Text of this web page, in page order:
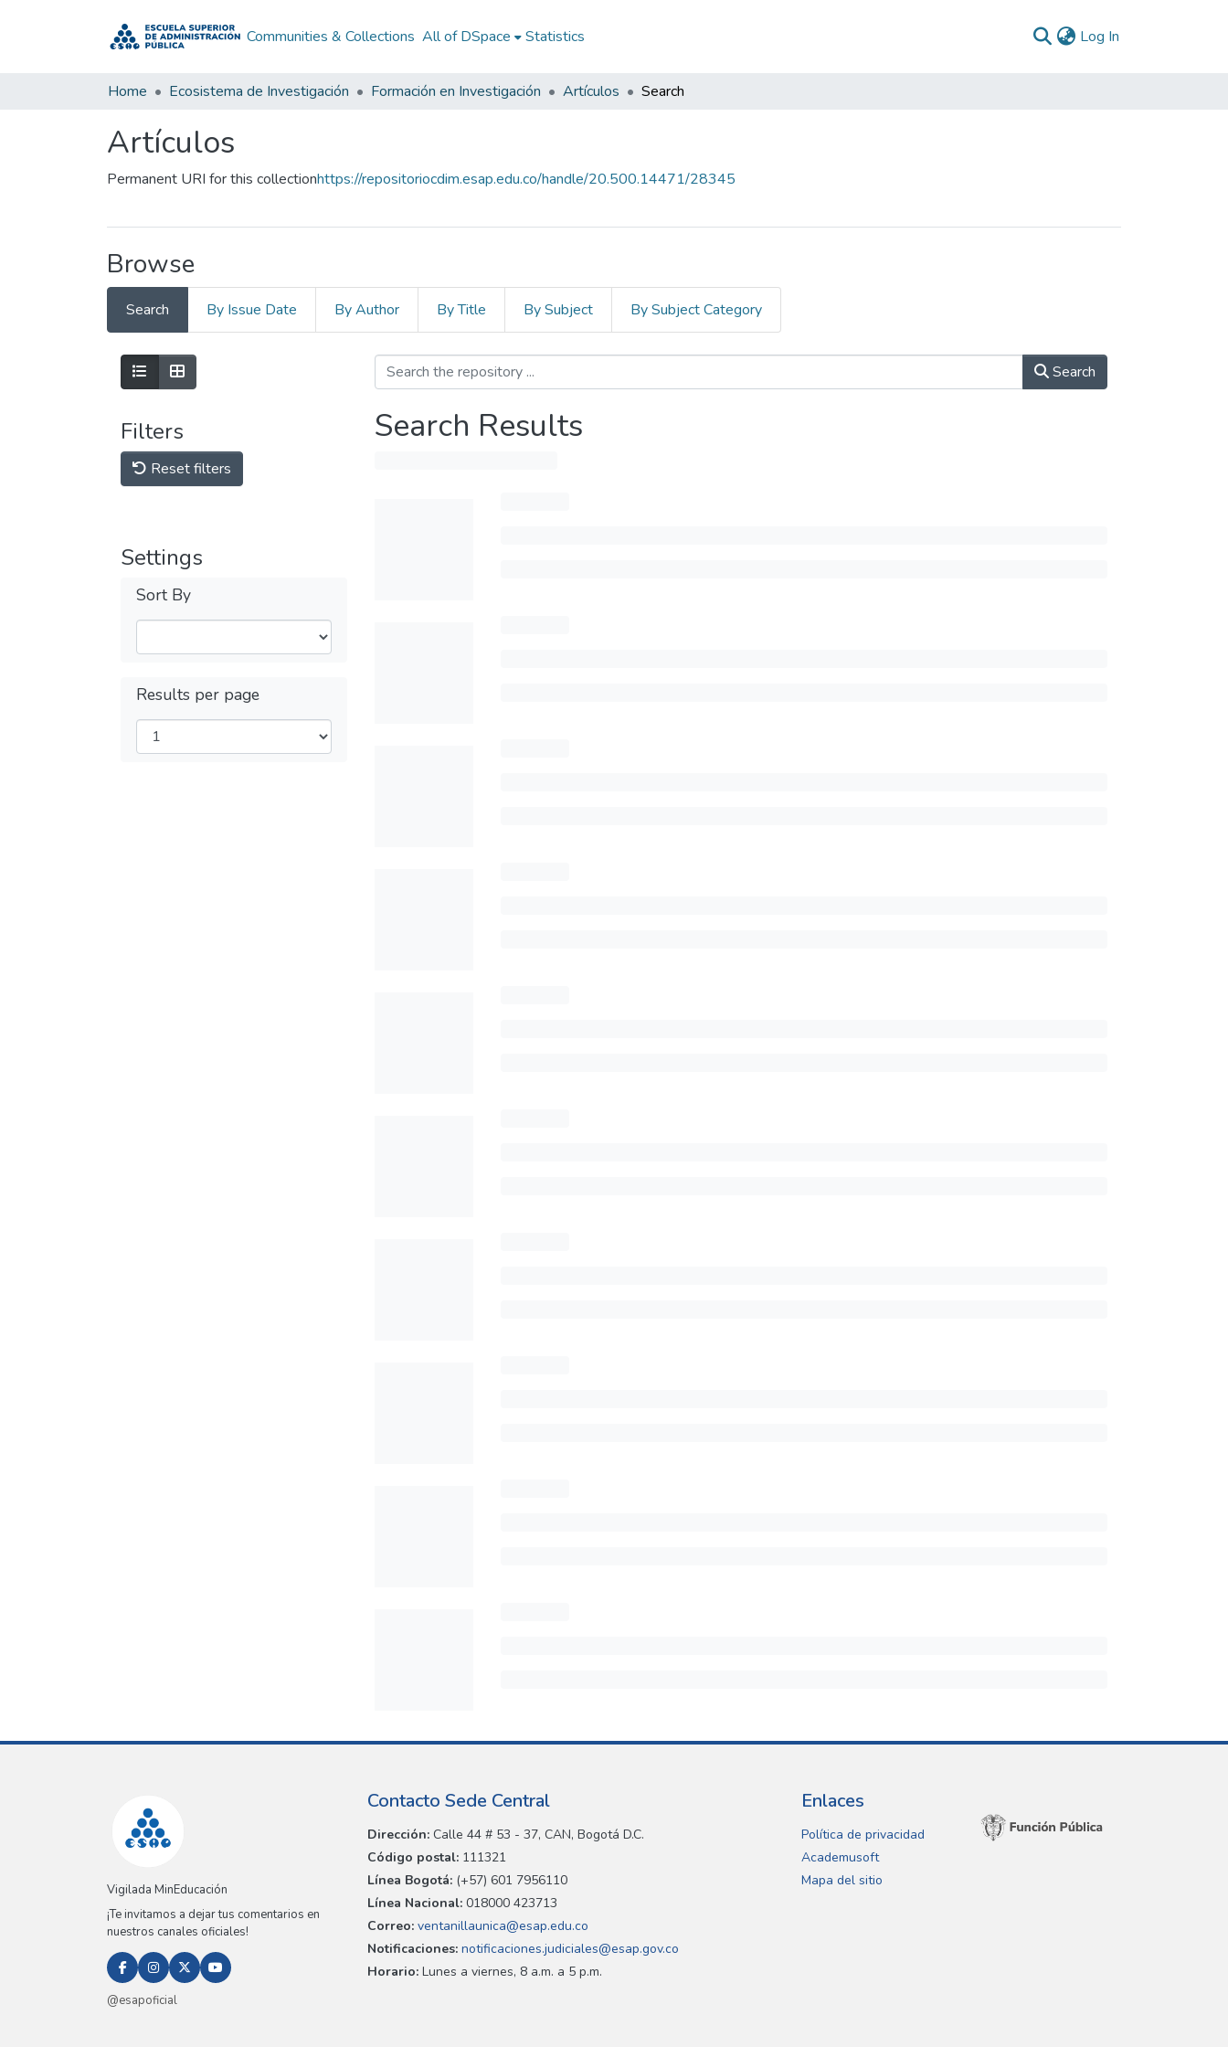
Communities & Collections All of DSpace Statistics Log In
Home Ecosistema de Investigación Formación en Investigación Artículos Search
Artículos
Permanent URI for this collectionhttps://repositoriocdim.esap.edu.co/handle/20.500.14471/28345
Browse
Search By Issue Date By Author By Title By Subject By Subject Category
Filters
Reset filters
Settings
Sort By
Results per page
Search
Search Results
Vigilada MinEducación
¡Te invitamos a dejar tus comentarios en
nuestros canales oficiales!
@esapoficial
Contacto Sede Central
Dirección: Calle 44 # 53 - 37, CAN, Bogotá D.C.
Código postal: 111321
Línea Bogotá: (+57) 601 7956110
Línea Nacional: 018000 423713
Correo: ventanillaunica@esap.edu.co
Notificaciones: notificaciones.judiciales@esap.gov.co
Horario: Lunes a viernes, 8 a.m. a 5 p.m.
Enlaces
Política de privacidad
Academusoft
Mapa del sitio